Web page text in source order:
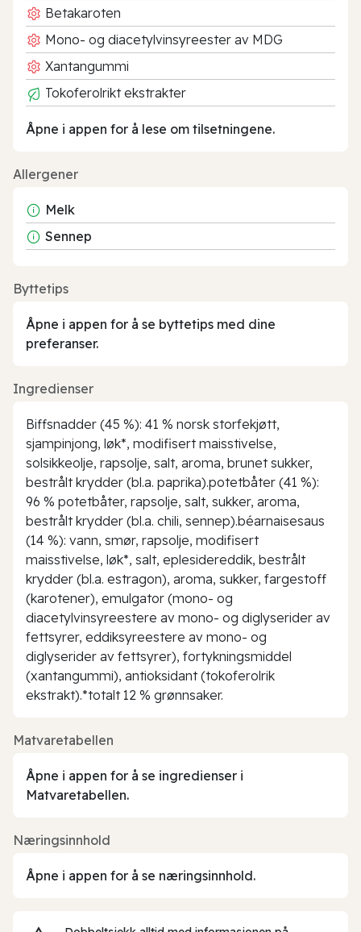
Betakaroten
Mono- og diacetylvinsyreester av MDG
Xantangummi
Tokoferolrikt ekstrakter
Åpne i appen for å lese om tilsetningene.
Allergener
Melk
Sennep
Byttetips
Åpne i appen for å se byttetips med dine
preferanser.
Ingredienser
Biffsnadder (45 %): 41 % norsk storfekjøtt,
sjampinjong, løk*, modifisert maisstivelse,
solsikkeolje, rapsolje, salt, aroma, brunet sukker,
bestrålt krydder (bl.a. paprika).potetbåter (41 %):
96 % potetbåter, rapsolje, salt, sukker, aroma,
bestrålt krydder (bl.a. chili, sennep).béarnaisesaus
(14 %): vann, smør, rapsolje, modifisert
maisstivelse, løk*, salt, eplesidereddik, bestrålt
krydder (bl.a. estragon), aroma, sukker, fargestoff
(karotener), emulgator (mono- og
diacetylvinsyreestere av mono- og diglyserider av
fettsyrer, eddiksyreestere av mono- og
diglyserider av fettsyrer), fortykningsmiddel
(xantangummi), antioksidant (tokoferolrik
ekstrakt).*totalt 12 % grønnsaker.
Matvaretabellen
Åpne i appen for å se ingredienser i
Matvaretabellen.
Næringsinnhold
Åpne i appen for å se næringsinnhold.